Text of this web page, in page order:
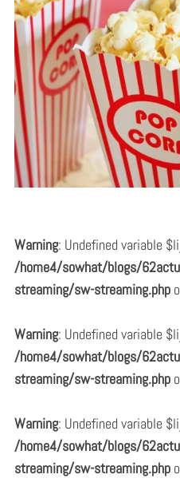
Warning: Undefined variable
/home4/sowhat/blogs/
streaming/sw-streaming.php
Warning: Undefined variable
/home4/sowhat/blogs/
streaming/sw-streaming.php
Warning: Undefined variable
/home4/sowhat/blogs/
streaming/sw-streaming.php